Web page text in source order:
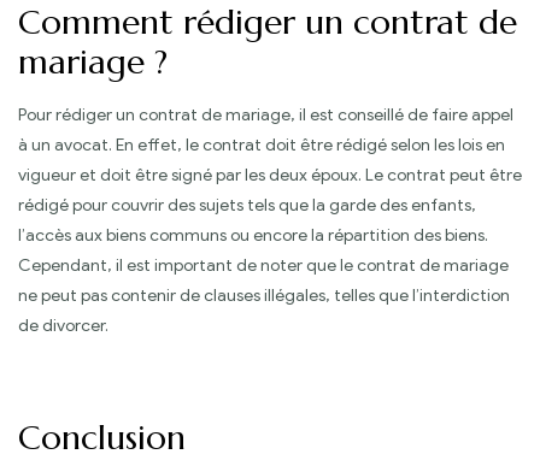
Comment rédiger un contrat de
mariage ?
Pour rédiger un contrat de mariage, il est conseillé de faire appel
à un avocat. En effet, le contrat doit être rédigé selon les lois en
vigueur et doit être signé par les deux époux. Le contrat peut être
rédigé pour couvrir des sujets tels que la garde des enfants,
l’accès aux biens communs ou encore la répartition des biens.
Cependant, il est important de noter que le contrat de mariage
ne peut pas contenir de clauses illégales, telles que l’interdiction
de divorcer.
Conclusion